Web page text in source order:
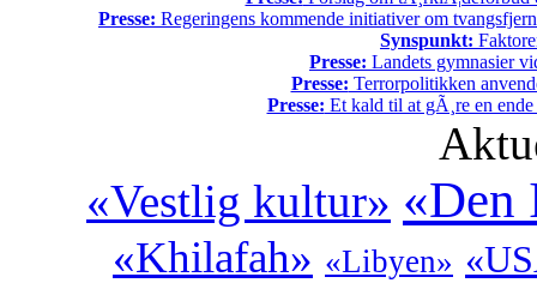
Presse: Regeringens kommende initiativer om
Synspunkt:
Presse: Landets gymnasier
Presse: Terrorpolitikken
Presse: Et kald til at gÃ¸re en
«Vestlig kultur» «Den
«Khilafah» «Libyen»